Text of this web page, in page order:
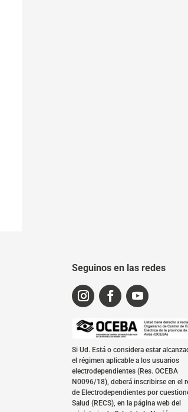
Seguinos en las redes
Si Ud. Está o considera estar
el régimen aplicable a los usuarios
electrodependientes (Res. OCEBA
N0096/18), deberá inscribirse en el
de Electrodependientes por
Salud (RECS), en la página web del